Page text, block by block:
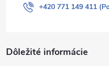
+420 771 149 411
Dôležité informácie